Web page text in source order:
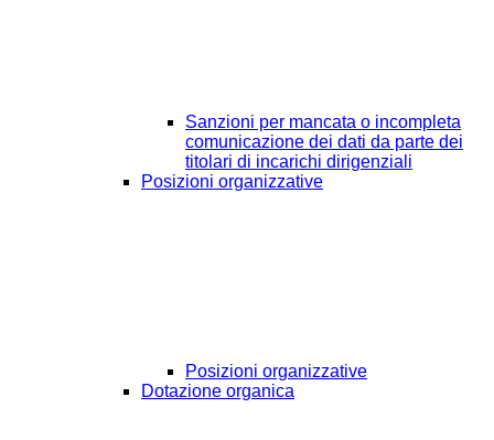
Sanzioni per mancata o incompleta
comunicazione dei dati da parte dei
titolari di incarichi dirigenziali
Posizioni organizzative
Posizioni organizzative
Dotazione organica